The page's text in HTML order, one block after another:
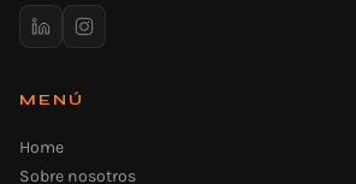
MENÚ
Home
Sobre nosotros